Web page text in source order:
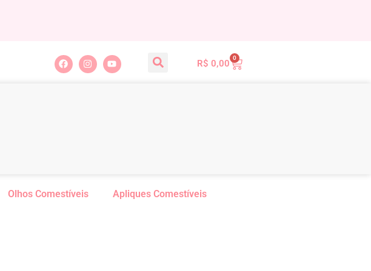
R$ 0,00
0
Olhos Comestíveis Apliques Comestíveis